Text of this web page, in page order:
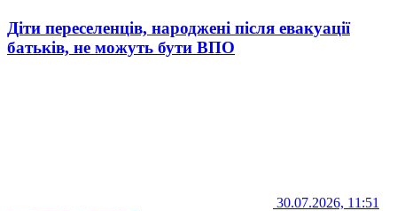
Діти переселенців, народжені після евакуації
батьків, не можуть бути ВПО
30.07.2026, 11:51